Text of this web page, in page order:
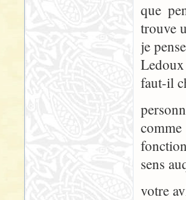
que
trouve
je
faut-il
sens
votre